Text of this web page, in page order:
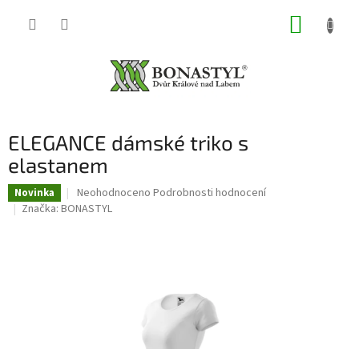
ELEGANCE dámské triko s
elastanem
Novinka
Průměrné
hodnocení
Neohodnoceno Podrobnosti hodnocení
Značka: BONASTYL